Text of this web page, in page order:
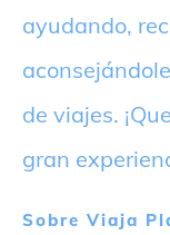
ayudando,
de viajes.
gran
Sobre Viaja